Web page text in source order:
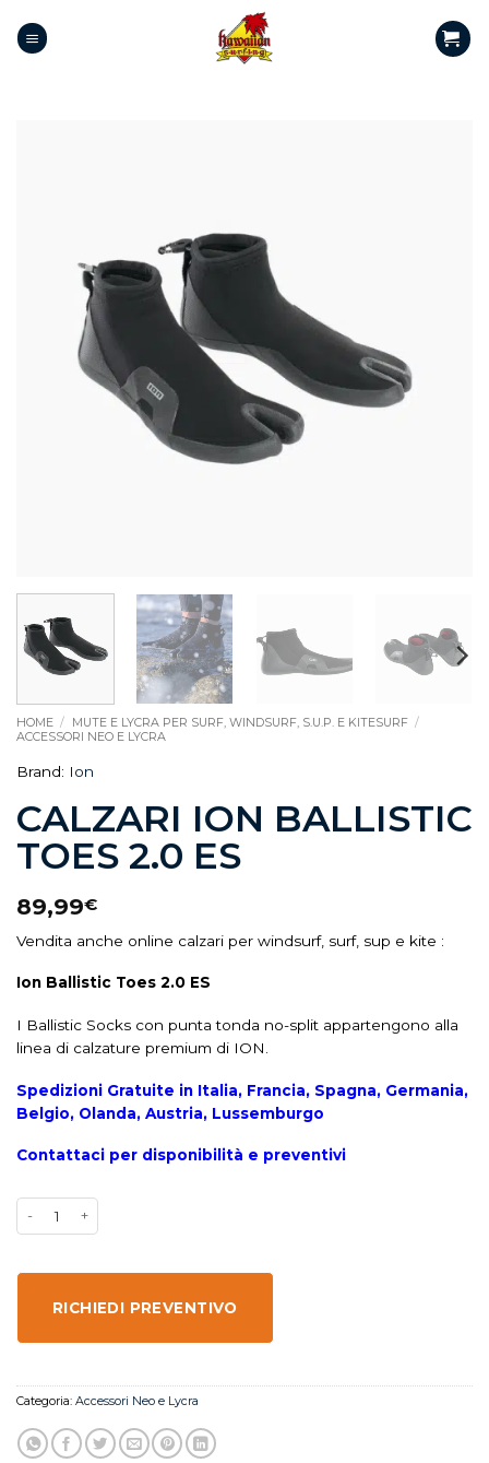
HOME / MUTE E LYCRA PER SURF, WINDSURF, S.U.P. E KITESURF /
ACCESSORI NEO E LYCRA
Brand: Ion
CALZARI ION BALLISTIC
TOES 2.0 ES
89,99€
Vendita anche online calzari per windsurf, surf, sup e kite :
Ion Ballistic Toes 2.0 ES
I Ballistic Socks con punta tonda no-split appartengono alla
linea di calzature premium di ION.
Spedizioni Gratuite in Italia, Francia, Spagna, Germania,
Belgio, Olanda, Austria, Lussemburgo
Contattaci per disponibilità e preventivi
RICHIEDI PREVENTIVO
Categoria: Accessori Neo e Lycra